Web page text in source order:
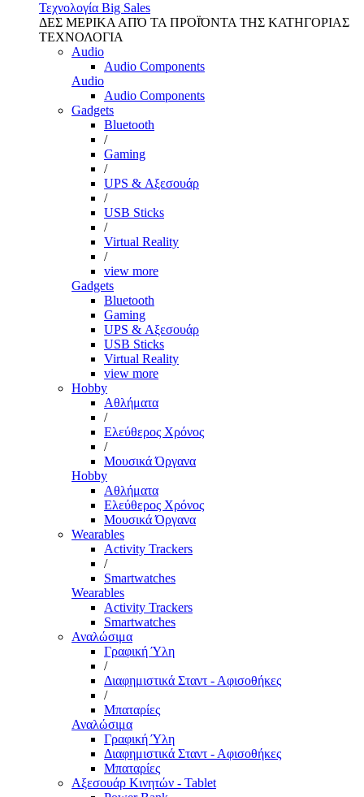
Τεχνολογία Big Sales
ΔΕΣ ΜΕΡΙΚΑ ΑΠΌ ΤΑ ΠΡΟΪΌΝΤΑ ΤΗΣ ΚΑΤΗΓΟΡΙΑΣ
ΤΕΧΝΟΛΟΓΙΑ
Audio
Audio Components
Audio
Audio Components
Gadgets
Bluetooth
/
Gaming
/
UPS & Αξεσουάρ
/
USB Sticks
/
Virtual Reality
/
view more
Gadgets
Bluetooth
Gaming
UPS & Αξεσουάρ
USB Sticks
Virtual Reality
view more
Hobby
Αθλήματα
/
Ελεύθερος Χρόνος
/
Μουσικά Όργανα
Hobby
Αθλήματα
Ελεύθερος Χρόνος
Μουσικά Όργανα
Wearables
Activity Trackers
/
Smartwatches
Wearables
Activity Trackers
Smartwatches
Αναλώσιμα
Γραφική Ύλη
/
Διαφημιστικά Σταντ - Αφισοθήκες
/
Μπαταρίες
Αναλώσιμα
Γραφική Ύλη
Διαφημιστικά Σταντ - Αφισοθήκες
Μπαταρίες
Αξεσουάρ Κινητών - Tablet